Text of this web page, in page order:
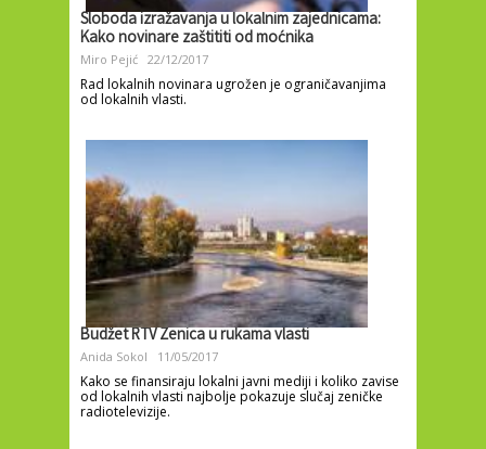
Sloboda izražavanja u lokalnim zajednicama:
Kako novinare zaštititi od moćnika
Miro Pejić 22/12/2017
Rad lokalnih novinara ugrožen je ograničavanjima
od lokalnih vlasti.
Budžet RTV Zenica u rukama vlasti
Anida Sokol 11/05/2017
Kako se finansiraju lokalni javni mediji i koliko zavise
od lokalnih vlasti najbolje pokazuje slučaj zeničke
radiotelevizije.